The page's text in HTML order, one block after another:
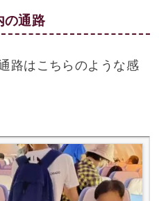
の通路
路はこちらのような感